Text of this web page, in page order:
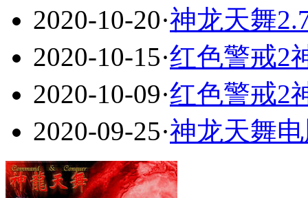
2020-10-20·神龙天舞
2020-10-15·红色警戒2
2020-10-09·红色警戒2
2020-09-25·神龙天舞